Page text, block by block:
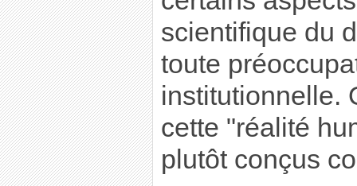
scientifique du
toute
institutionnelle.
cette "réalité
plutôt conçus